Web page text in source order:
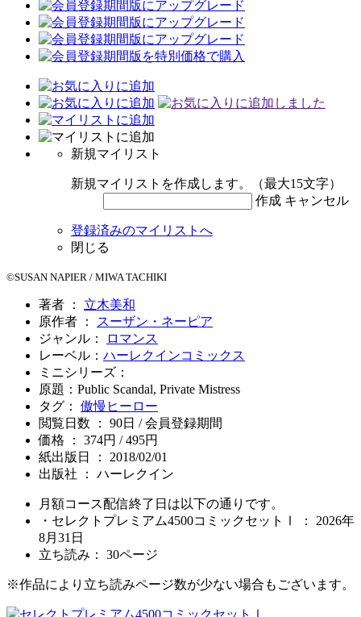
新規マイリスト
新規マイリストを作成します。（最大15文字）
作成 キャンセル
登録済みのマイリストへ
閉じる
©SUSAN NAPIER / MIWA TACHIKI
著者 ： 立木美和
原作者 ：
スーザン・ネーピア
ジャンル：
ロマンス
レーベル： ハーレクインコミックス
ミニシリーズ：
原題：Public Scandal, Private Mistress
タグ： 傲慢ヒーロー
閲覧日数 ： 90日 / 会員登録期間
価格 ： 374円 / 495円
紙出版日 ： 2018/02/01
出版社 ： ハーレクイン
月額コース配信終了日は以下の通りです。
・セレクトプレミアム4500コミックセットⅠ ： 2026年
8月31日
立ち読み： 30ページ
※作品により立ち読みページ数が少ない場合もございます。